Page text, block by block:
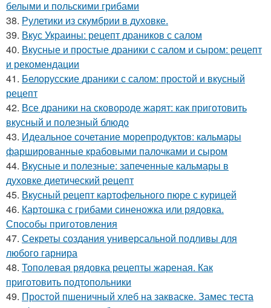
белыми и польскими грибами
38. Рулетики из скумбрии в духовке.
39. Вкус Украины: рецепт драников с салом
40. Вкусные и простые драники с салом и сыром: рецепт
и рекомендации
41. Белорусские драники с салом: простой и вкусный
рецепт
42. Все драники на сковороде жарят: как приготовить
вкусный и полезный блюдо
43. Идеальное сочетание морепродуктов: кальмары
фаршированные крабовыми палочками и сыром
44. Вкусные и полезные: запеченные кальмары в
духовке диетический рецепт
45. Вкусный рецепт картофельного пюре с курицей
46. Картошка с грибами синеножка или рядовка.
Способы приготовления
47. Секреты создания универсальной подливы для
любого гарнира
48. Тополевая рядовка рецепты жареная. Как
приготовить подтопольники
49. Простой пшеничный хлеб на закваске. Замес теста